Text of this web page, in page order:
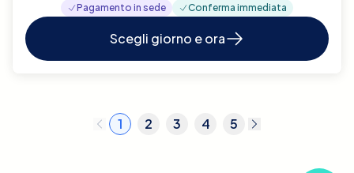
Pagamento in sede Conferma immediata
Scegli giorno e ora
1 2 3 4 5